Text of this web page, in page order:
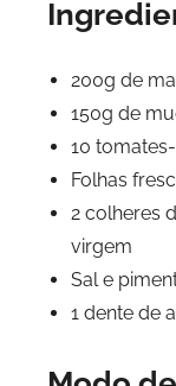
200g de
150g de
10
Folhas
2 colheres
virgem
Sal e
1 dente de